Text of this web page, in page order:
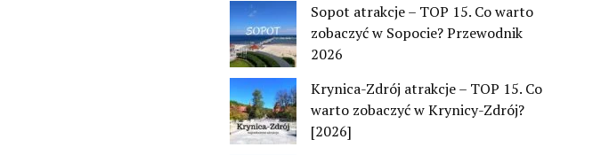
Sopot atrakcje – TOP 15. Co warto
zobaczyć w Sopocie? Przewodnik
2026
Krynica-Zdrój atrakcje – TOP 15. Co
warto zobaczyć w Krynicy-Zdrój?
[2026]